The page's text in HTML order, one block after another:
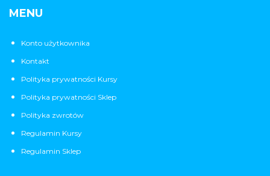
MENU
Konto użytkownika
Kontakt
Polityka prywatności Kursy
Polityka prywatności Sklep
Polityka zwrotów
Regulamin Kursy
Regulamin Sklep